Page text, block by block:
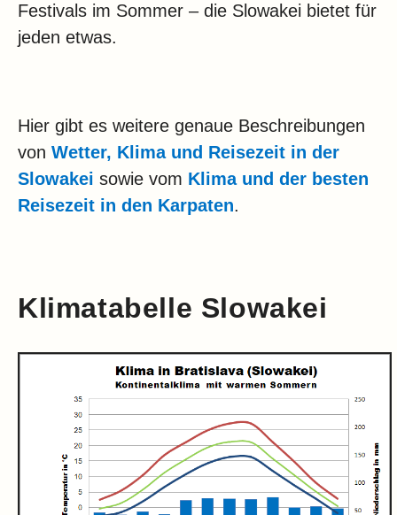
Festivals im Sommer – die Slowakei bietet für
jeden etwas.
Hier gibt es weitere genaue Beschreibungen
von Wetter, Klima und Reisezeit in der
Slowakei sowie vom Klima und der besten
Reisezeit in den Karpaten.
Klimatabelle Slowakei